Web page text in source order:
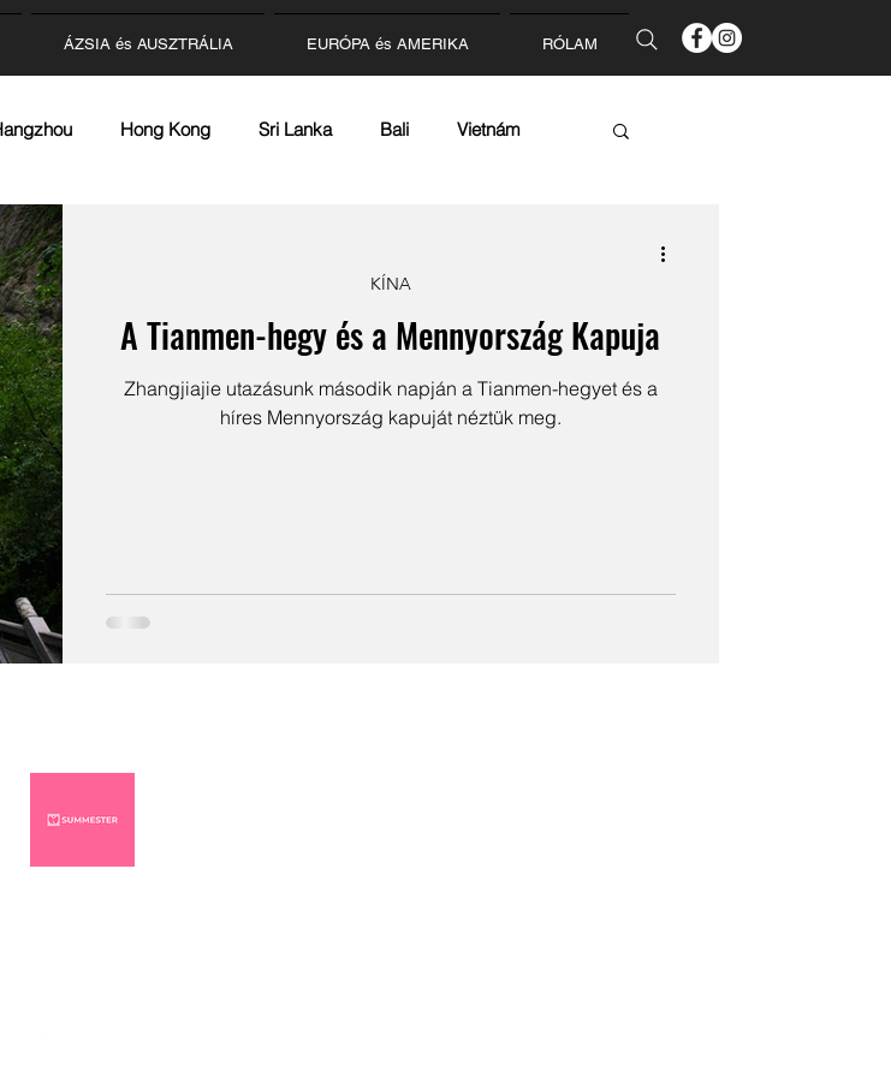
Hong Kong Sri Lanka Bali Vietnám
Ez+Az Ételek
A Tianmen-hegy és a Mennyország Kapuja
Zhangjiajie utazásunk második napján a Tianmen-hegyet és a
híres Mennyország kapuját néztük meg.
KÍNA
ÁZSIA és AUSZTRÁLIA EURÓPA és AMERIKA RÓLAM